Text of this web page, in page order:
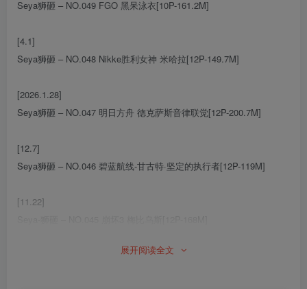
Seya狮砸 – NO.049 FGO 黑呆泳衣[10P-161.2M]
[4.1]
Seya狮砸 – NO.048 Nikke胜利女神 米哈拉[12P-149.7M]
[2026.1.28]
Seya狮砸 – NO.047 明日方舟 德克萨斯音律联觉[12P-200.7M]
[12.7]
Seya狮砸 – NO.046 碧蓝航线-甘古特·坚定的执行者[12P-119M]
[11.22]
展开阅读全文